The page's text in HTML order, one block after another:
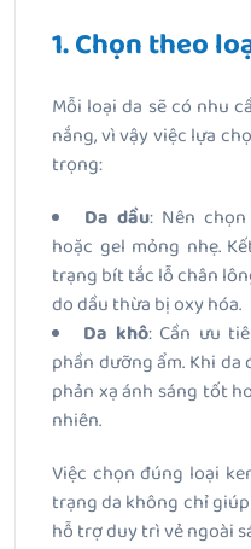
1. Chọn theo
Mỗi loại da sẽ có nhu
nắng, vì vậy việc lựa
trọng:
Da dầu: Nên
hoặc gel mỏng nhẹ.
trạng bít tắc lỗ chân
do dầu thừa bị oxy hóa.
Da khô: Cần ưu
phần dưỡng ẩm. Khi da
phản xạ ánh sáng tốt
nhiên.
Việc chọn đúng loại
trạng da không chỉ
hỗ trợ duy trì vẻ ngoài